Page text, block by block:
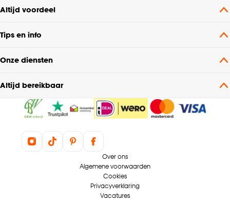
Altijd voordeel
Tips en info
Onze diensten
Altijd bereikbaar
Over ons
Algemene voorwaarden
Cookies
Privacyverklaring
Vacatures